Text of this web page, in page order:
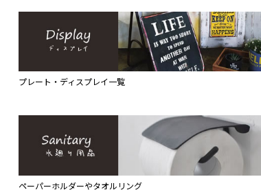
プレート・ディスプレイ一覧
ペーパーホルダーやタオルリング